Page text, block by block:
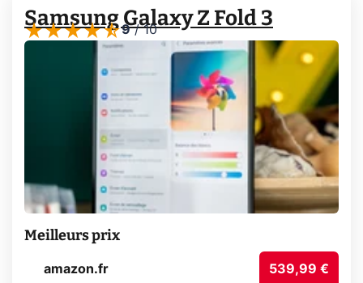
Samsung Galaxy Z Fold 3
9/10
Meilleurs prix
amazon.fr 539,99 €